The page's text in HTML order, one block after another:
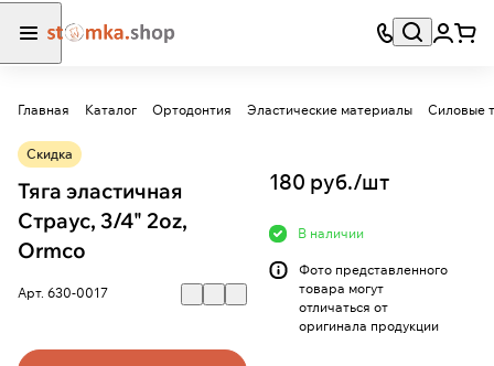
Главная Каталог Ортодонтия Эластические материалы Силовые
Скидка
Тяга эластичная
Страус, 3/4" 2oz,
Ormco
Арт. 630-0017
180 руб./шт
В наличии
Фото представленного
товара могут
отличаться от
оригинала продукции